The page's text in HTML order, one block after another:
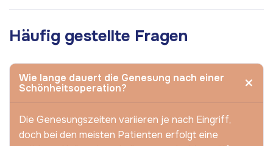
Häufig gestellte Fragen
Wie lange dauert die Genesung nach einer
Schönheitsoperation?
Die Genesungszeiten variieren je nach Eingriff,
doch bei den meisten Patienten erfolgt eine